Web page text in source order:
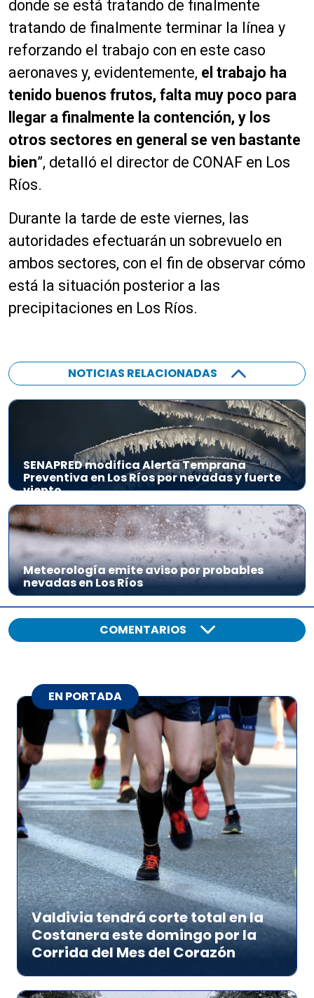
donde se está tratando de finalmente
tratando de finalmente terminar la línea y
reforzando el trabajo con en este caso
aeronaves y, evidentemente, el trabajo ha
tenido buenos frutos, falta muy poco para
llegar a finalmente la contención, y los
otros sectores en general se ven bastante
bien”, detalló el director de CONAF en Los
Ríos.
Durante la tarde de este viernes, las
autoridades efectuarán un sobrevuelo en
ambos sectores, con el fin de observar cómo
está la situación posterior a las
precipitaciones en Los Ríos.
NOTICIAS RELACIONADAS
SENAPRED modifica Alerta Temprana
Preventiva en Los Ríos por nevadas y fuerte
viento
Meteorología emite aviso por probables
nevadas en Los Ríos
COMENTARIOS
EN PORTADA
Valdivia tendrá corte total en la
Costanera este domingo por la
Corrida del Mes del Corazón